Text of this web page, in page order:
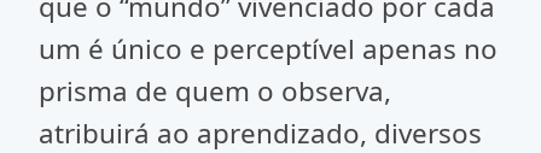
um é único e perceptível apenas no
prisma de quem o observa,
atribuirá ao aprendizado, diversos